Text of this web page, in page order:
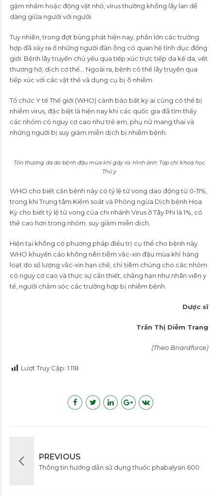
gặm nhấm hoặc động vật nhỏ, virus thường không lây lan dễ
dàng giữa người với người.
Tuy nhiên, trong đợt bùng phát hiện nay, phần lớn các trường
hợp đã xảy ra ở những người đàn ông có quan hệ tình dục đồng
giới. Bệnh lây truyền chủ yếu qua tiếp xúc trực tiếp da kề da, vết
thương hở, dịch cơ thể… Ngoài ra, bệnh có thể lây truyền qua
tiếp xúc với các vật thể và dụng cụ bị ô nhiễm.
Tổ chức Y tế Thế giới (WHO) cảnh báo bất kỳ ai cũng có thể bị
nhiễm virus, đặc biệt là hiện nay khi các quốc gia đã tìm thấy
các nhóm có nguy cơ cao như trẻ em, phụ nữ mang thai và
những người bị suy giảm miễn dịch bị nhiễm bệnh.
Tổn thương da do bệnh đậu mùa khỉ gây ra. Hình ảnh: Tạp chí Khoa học
Thú y
WHO cho biết căn bệnh này có tỷ lệ tử vong dao động từ 0-11%,
trong khi Trung tâm Kiểm soát và Phòng ngừa Dịch bệnh Hoa
Kỳ cho biết tỷ lệ tử vong của chi nhánh Virus ở Tây Phi là 1%, có
thể cao hơn trong nhóm. suy giảm miễn dịch.
Hiện tại không có phương pháp điều trị cụ thể cho bệnh này.
WHO khuyến cáo không nên tiêm vắc-xin đậu mùa khỉ hàng
loạt do số lượng vắc-xin hạn chế, chỉ tiêm chủng cho các nhóm
có nguy cơ cao và thực sự cần thiết, chẳng hạn như nhân viên y
tế, người chăm sóc các trường hợp bị nhiễm bệnh.
Dược sĩ
Trần Thị Diễm Trang
(Theo Briardforce)
Lượt Truy Cập: 1.118
PREVIOUS
Thông tin hướng dẫn sử dụng thuốc phabalysin 600